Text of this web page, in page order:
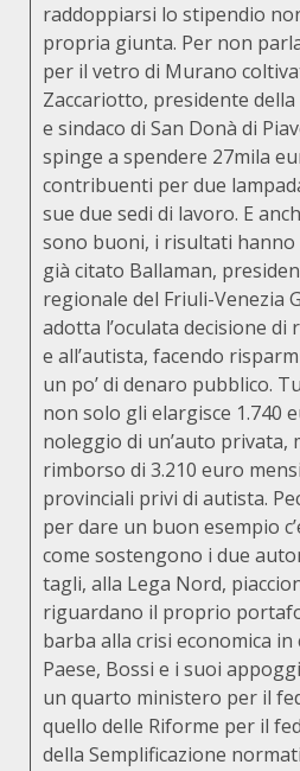
raddoppiarsi lo stipendio
propria giunta. Per non
per il vetro di Murano
Zaccariotto, presidente
e sindaco di San Donà di
spinge a spendere 27mila
contribuenti per due
sue due sedi di lavoro. E
sono buoni, i risultati
già citato Ballaman,
regionale del Friuli-Venezia
adotta l’oculata decisione di
e all’autista, facendo
un po’ di denaro pubblico.
non solo gli elargisce 1.740
noleggio di un’auto privata,
rimborso di 3.210 euro
provinciali privi di autista.
per dare un buon esempio
come sostengono i due
tagli, alla Lega Nord,
riguardano il proprio
barba alla crisi economica
Paese, Bossi e i suoi
un quarto ministero per il
quello delle Riforme per il
della Semplificazione